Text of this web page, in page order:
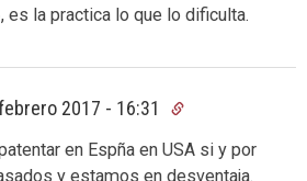
es la practica lo que lo dificulta.
2017 - 16:31
en Espña en USA si y por
y estamos en desventaja.